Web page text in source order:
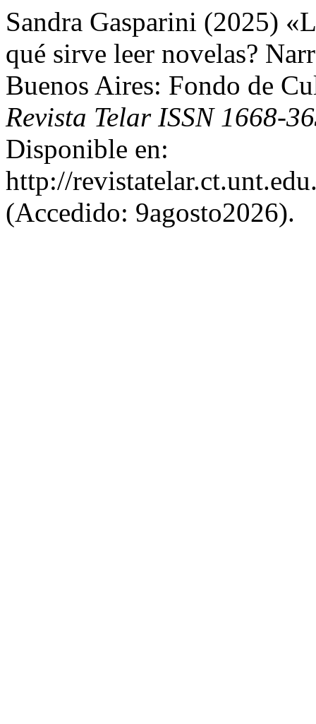
Sandra Gasparini (2025)
qué sirve leer novelas?
Buenos Aires: Fondo de
Revista Telar ISSN 1668-
Disponible en:
http://
(Accedido: 9agosto2026).